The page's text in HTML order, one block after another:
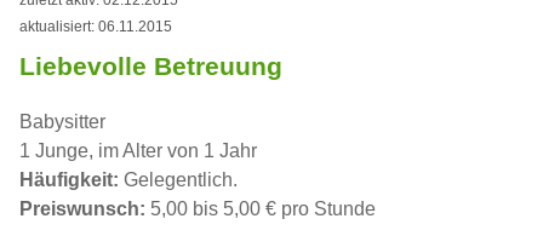
aktualisiert: 06.11.2015
Liebevolle Betreuung
Babysitter
1 Junge, im Alter von 1 Jahr
Häufigkeit: Gelegentlich.
Preiswunsch: 5,00 bis 5,00 € pro Stunde